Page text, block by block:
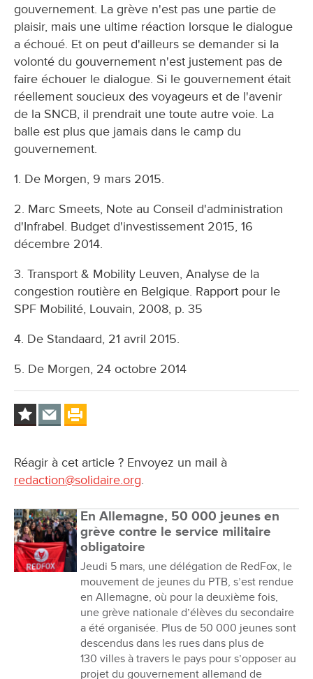
gouvernement. La grève n'est pas une partie de
plaisir, mais une ultime réaction lorsque le dialogue
a échoué. Et on peut d'ailleurs se demander si la
volonté du gouvernement n'est justement pas de
faire échouer le dialogue. Si le gouvernement était
réellement soucieux des voyageurs et de l'avenir
de la SNCB, il prendrait une toute autre voie. La
balle est plus que jamais dans le camp du
gouvernement.
1. De Morgen, 9 mars 2015.
2. Marc Smeets, Note au Conseil d'administration
d'Infrabel. Budget d'investissement 2015, 16
décembre 2014.
3. Transport & Mobility Leuven, Analyse de la
congestion routière en Belgique. Rapport pour le
SPF Mobilité, Louvain, 2008, p. 35
4. De Standaard, 21 avril 2015.
5. De Morgen, 24 octobre 2014
Réagir à cet article ? Envoyez un mail à
redaction@solidaire.org.
En Allemagne, 50 000 jeunes en
grève contre le service militaire
obligatoire
Jeudi 5 mars, une délégation de RedFox, le
mouvement de jeunes du PTB, s’est rendue
en Allemagne, où pour la deuxième fois,
une grève nationale d’élèves du secondaire
a été organisée. Plus de 50 000 jeunes sont
descendus dans les rues dans plus de
130 villes à travers le pays pour s’opposer au
projet du gouvernement allemand de